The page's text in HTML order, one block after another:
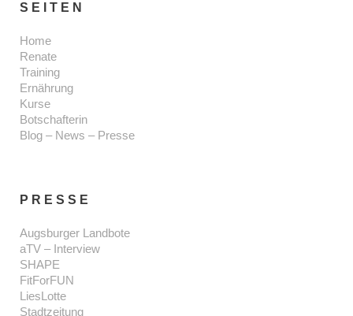
SEITEN
Home
Renate
Training
Ernährung
Kurse
Botschafterin
Blog – News – Presse
PRESSE
Augsburger Landbote
aTV – Interview
SHAPE
FitForFUN
LiesLotte
Stadtzeitung